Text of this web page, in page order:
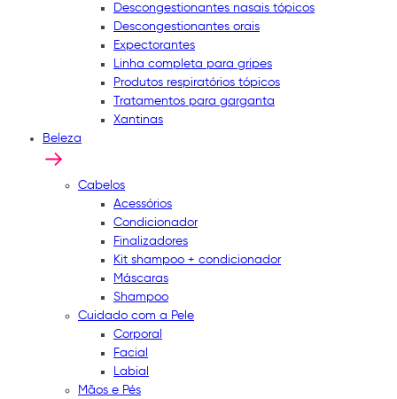
Descongestionantes nasais tópicos
Descongestionantes orais
Expectorantes
Linha completa para gripes
Produtos respiratórios tópicos
Tratamentos para garganta
Xantinas
Beleza
Cabelos
Acessórios
Condicionador
Finalizadores
Kit shampoo + condicionador
Máscaras
Shampoo
Cuidado com a Pele
Corporal
Facial
Labial
Mãos e Pés